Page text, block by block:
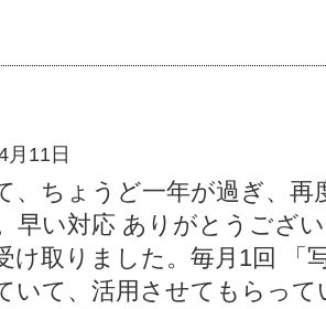
月11日
、ちょうど一年が過ぎ、再
早い対応 ありがとうござ
け取りました。毎月1回 「
いて、活用させてもらって